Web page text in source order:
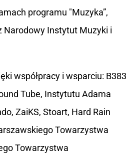
programu "Muzyka”,
Narodowy Instytut Muzyki i
współpracy i wsparciu: B383
Tube, Instytutu Adama
ZaiKS, Stoart, Hard Rain
Towarzystwa
Towarzystwa